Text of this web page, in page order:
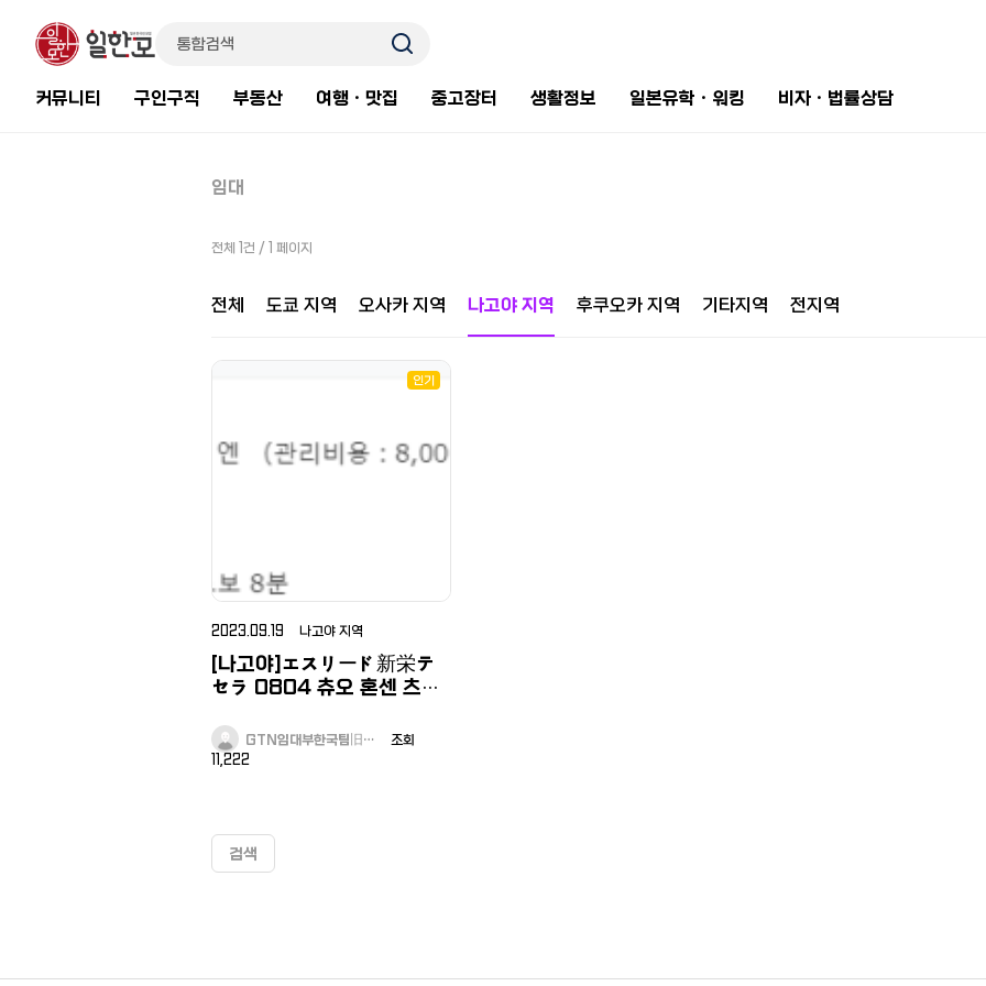
커뮤니티 구인구직 부동산 여행ㆍ맛집 중고장터 생활정보 일본유학ㆍ워킹 비자ㆍ법률상담
임대
전체 1건 / 1 페이지
전체 도쿄 지역 오사카 지역 나고야 지역 후쿠오카 지역 기타지역 전지역
인기
2023.09.19 나고야 지역
[나고야]エスリード新栄テ
セラ 0804 츄오 혼센 츠루
심부, 22년 신축맨션
GTN임대부한국팀旧…
조회
11,222
검색